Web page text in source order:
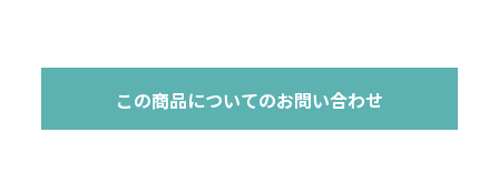
この商品についてのお問い合わせ